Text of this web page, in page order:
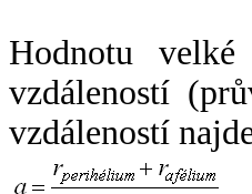
Hodnotu
vzdáleností
vzdáleností